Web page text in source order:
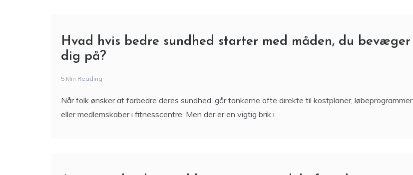
Hvad hvis bedre sundhed starter med måden, du bevæger
dig på?
5 Min Reading
Når folk ønsker at forbedre deres sundhed, går tankerne ofte direkte til kostplaner, løbeprogrammer
eller medlemskaber i fitnesscentre. Men der er en vigtig brik i